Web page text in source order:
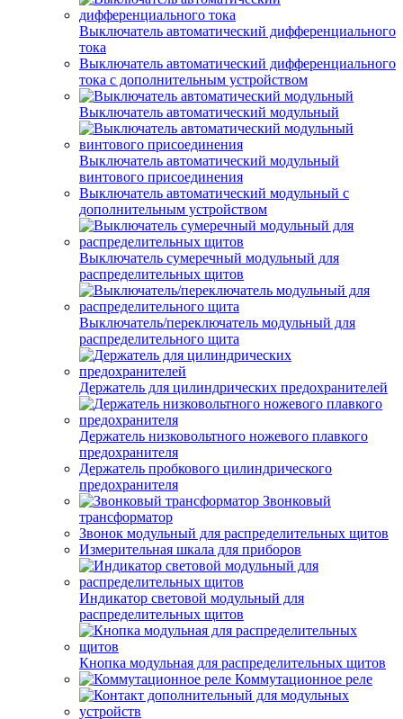
Выключатель автоматический дифференциального
тока
Выключатель автоматический дифференциального
тока с дополнительным устройством
Выключатель автоматический модульный
Выключатель автоматический модульный
винтового присоединения
Выключатель автоматический модульный с
дополнительным устройством
Выключатель сумеречный модульный для
распределительных щитов
Выключатель/переключатель модульный для
распределительного щита
Держатель для цилиндрических предохранителей
Держатель низковольтного ножевого плавкого
предохранителя
Держатель пробкового цилиндрического
предохранителя
Звонковый
трансформатор
Звонок модульный для распределительных щитов
Измерительная шкала для приборов
Индикатор световой модульный для
распределительных щитов
Кнопка модульная для распределительных щитов
Коммутационное реле